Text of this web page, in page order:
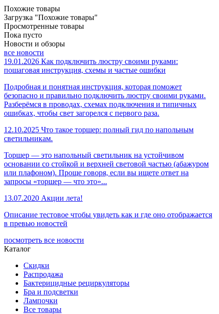
Похожие товары
Загрузка "Похожие товары"
Просмотренные товары
Пока пусто
Новости и обзоры
все новости
19.01.2026 Как подключить люстру своими руками:
пошаговая инструкция, схемы и частые ошибки
Подробная и понятная инструкция, которая поможет
безопасно и правильно подключить люстру своими руками.
Разберёмся в проводах, схемах подключения и типичных
ошибках, чтобы свет загорелся с первого раза.
12.10.2025 Что такое торшер: полный гид по напольным
светильникам.
Торшер — это напольный светильник на устойчивом
основании со стойкой и верхней световой частью (абажуром
или плафоном). Проще говоря, если вы ищете ответ на
запросы «торшер — что это»...
13.07.2020 Акции лета!
Описание тестовое чтобы увидеть как и где оно отображается
в превью новостей
посмотреть все новости
Каталог
Скидки
Распродажа
Бактерицидные рециркуляторы
Бра и подсветки
Лампочки
Все товары